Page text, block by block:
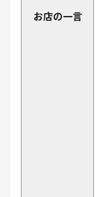
お店の一言